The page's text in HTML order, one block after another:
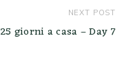
NEXT POST
25 giorni a casa – Day 7